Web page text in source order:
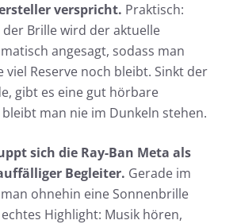
verspricht. Praktisch:
der Brille wird der aktuelle
angesagt, sodass man
viel Reserve noch bleibt. Sinkt der
gibt es eine gut hörbare
man nie im Dunkeln stehen.
sich die Ray-Ban Meta als
Begleiter. Gerade im
ohnehin eine Sonnenbrille
Highlight: Musik hören,